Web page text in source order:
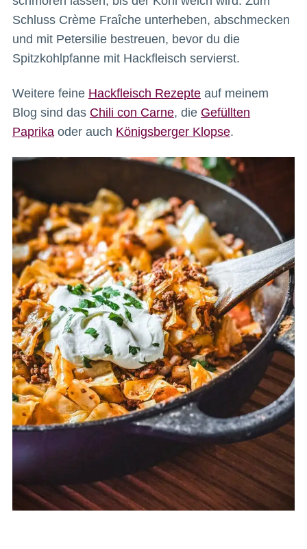
Schluss Crème Fraîche unterheben, abschmecken
und mit Petersilie bestreuen, bevor du die
Spitzkohlpfanne mit Hackfleisch servierst.
Weitere feine Hackfleisch Rezepteauf meinem
Blog sind das Chili con Carne, die Gefüllten
Paprikaoder auch Königsberger Klopse.